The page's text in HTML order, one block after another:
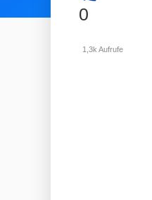
+
0
1,3k Aufrufe